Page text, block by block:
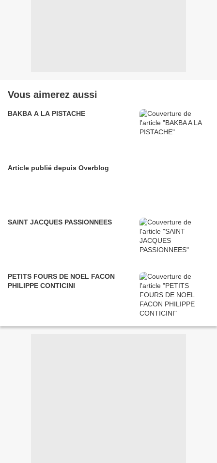
Vous aimerez aussi
BAKBA A LA PISTACHE
Article publié depuis Overblog
SAINT JACQUES PASSIONNEES
PETITS FOURS DE NOEL FACON
PHILIPPE CONTICINI